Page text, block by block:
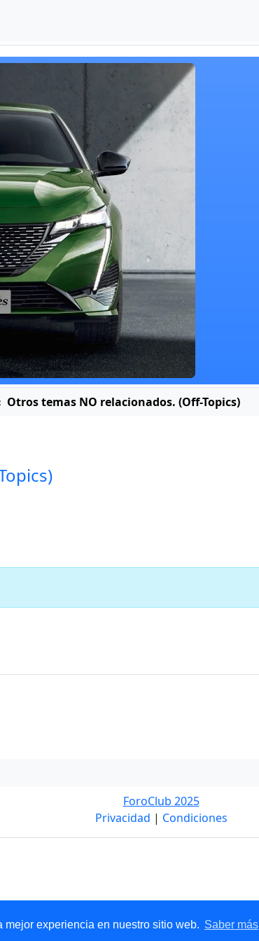
experiencia en nuestro sitio web. Saber más
Otros temas NO relacionados. (Off-Topics)
ForoClub 2025
Privacidad | Condiciones